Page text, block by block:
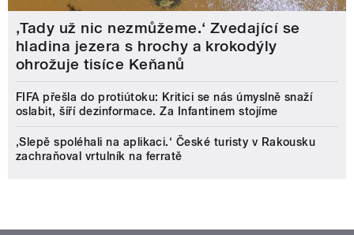
‚Tady už nic nezmůžeme.‘ Zvedající se
hladina jezera s hrochy a krokodýly
ohrožuje tisíce Keňanů
FIFA přešla do protiútoku: Kritici se nás úmyslně snaží
oslabit, šíří dezinformace. Za Infantinem stojíme
‚Slepě spoléhali na aplikaci.‘ České turisty v Rakousku
zachraňoval vrtulník na ferratě